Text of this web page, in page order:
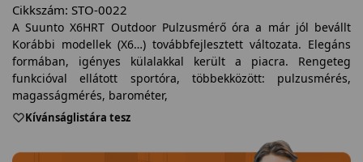
Cikkszám: STO-0022
A Suunto X6HRT Outdoor Pulzusmérő óra a már jól bevállt
Korábbi modellek (X6…) továbbfejlesztett változata. Elegáns
formában, igényes külalakkal került a piacra. Rengeteg
funkcióval ellátott sportóra, többekközött: pulzusmérés,
magasságmérés, barométer,
Kívánságlistára tesz